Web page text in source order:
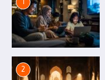
2